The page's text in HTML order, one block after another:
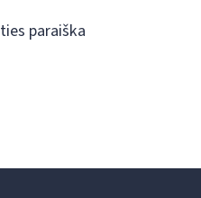
paraiška